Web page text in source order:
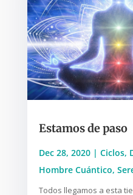
Estamos de paso
Dec 28, 2020| Ciclos,
Hombre Cuántico,
Todos llegamos a esta